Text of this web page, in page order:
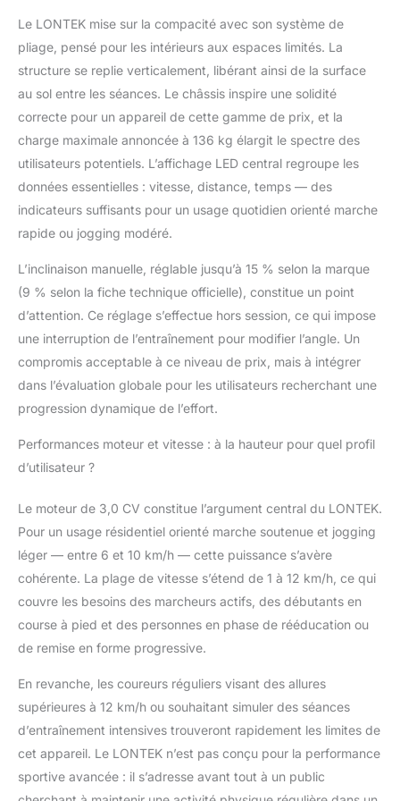
entraînement
domestique efficace.
【Amortissement
triple 】 : Ce tapis de
inclinable utilise une
technologie de bande
de roulement
composite à 7 couches,
8 amortisseurs haute
d’amortissement
externes, formant un
système
d’amortissement
efficacement les forces
d’impact et réduit la
sollicitation des
offrant à chaque
plastique.
【Amélioration du
moteur ultra-
silencieux]】: Ce tapis
roulant electrique
pliable est équipé d’un
dernière génération.
Par rapport aux
classiques, il offre un
niveau sonore réduit
(< 45 décibels), une
consommation
d’énergie plus faible
(< 0,5 kWh) et une
Le LONTEK mise sur la compacité avec son système de
pliage, pensé pour les intérieurs aux espaces limités. La
structure se replie verticalement, libérant ainsi de la surface
au sol entre les séances. Le châssis inspire une solidité
correcte pour un appareil de cette gamme de prix, et la
charge maximale annoncée à 136 kg élargit le spectre des
utilisateurs potentiels. L’affichage LED central regroupe les
données essentielles : vitesse, distance, temps — des
indicateurs suffisants pour un usage quotidien orienté marche
rapide ou jogging modéré.
L’inclinaison manuelle, réglable jusqu’à 15 % selon la marque
(9 % selon la fiche technique officielle), constitue un point
d’attention. Ce réglage s’effectue hors session, ce qui impose
une interruption de l’entraînement pour modifier l’angle. Un
compromis acceptable à ce niveau de prix, mais à intégrer
dans l’évaluation globale pour les utilisateurs recherchant une
progression dynamique de l’effort.
Performances moteur et vitesse : à la hauteur pour quel profil
d’utilisateur ?
Le moteur de 3,0 CV constitue l’argument central du LONTEK.
Pour un usage résidentiel orienté marche soutenue et jogging
léger — entre 6 et 10 km/h — cette puissance s’avère
cohérente. La plage de vitesse s’étend de 1 à 12 km/h, ce qui
couvre les besoins des marcheurs actifs, des débutants en
course à pied et des personnes en phase de rééducation ou
de remise en forme progressive.
En revanche, les coureurs réguliers visant des allures
supérieures à 12 km/h ou souhaitant simuler des séances
d’entraînement intensives trouveront rapidement les limites de
cet appareil. Le LONTEK n’est pas conçu pour la performance
sportive avancée : il s’adresse avant tout à un public